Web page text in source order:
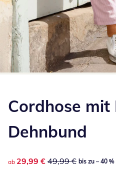
Cordhose mit
Dehnbund
reduzierter Preis 29,99 €,
ab 29,99 € 49,99 € bis zu – 40 %